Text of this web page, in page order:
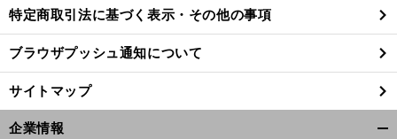
前
特定商取引法に基づく表示・その他の事項
ブラウザプッシュ通知について
サイトマップ
企業情報